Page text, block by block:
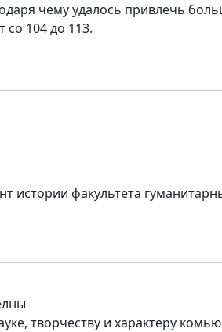
чему удалось привлечь
со 104 до 113.
истории факультета
творчеству и характеру